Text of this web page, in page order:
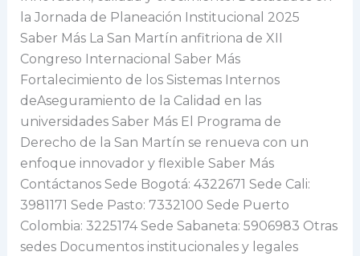
la Jornada de Planeación Institucional 2025
Saber Más La San Martín anfitriona de XII
Congreso Internacional Saber Más
Fortalecimiento de los Sistemas Internos
deAseguramiento de la Calidad en las
universidades Saber Más El Programa de
Derecho de la San Martín se renueva con un
enfoque innovador y flexible Saber Más
Contáctanos Sede Bogotá: 4322671 Sede Cali:
3981171 Sede Pasto: 7332100 Sede Puerto
Colombia: 3225174 Sede Sabaneta: 5906983 Otras
sedes Documentos institucionales y legales